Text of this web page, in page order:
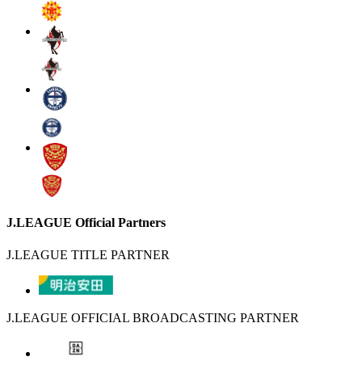
J.LEAGUE Official Partners
J.LEAGUE TITLE PARTNER
J.LEAGUE OFFICIAL BROADCASTING PARTNER